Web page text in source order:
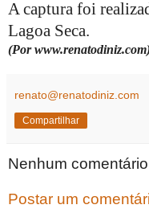
A captura foi
Lagoa Seca.
(Por
renato@renatodiniz.com
Compartilhar
Nenhum
Postar um